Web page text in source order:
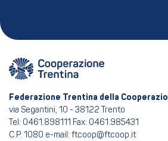
Federazione Trentina della
via Segantini, 10 - 38122 Trento
Tel: 0461.898111 Fax: 0461.985431
C.P. 1080 e-mail: ftcoop@ftcoop.it